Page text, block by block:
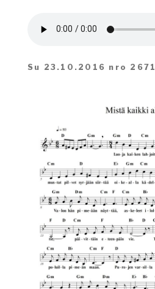
Su 23.10.2016 nro 2671